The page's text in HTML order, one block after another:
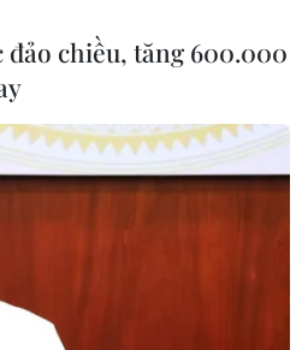
‘phả hơi nóng’ vào
đảo chiều, tăng 600.000